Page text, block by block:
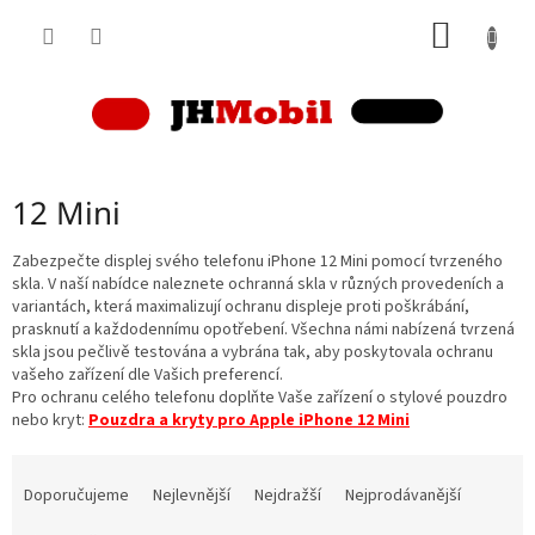
12 Mini
Zabezpečte displej svého telefonu iPhone 12 Mini pomocí tvrzeného
skla. V naší nabídce naleznete ochranná skla v různých provedeních a
variantách, která maximalizují ochranu displeje proti poškrábání,
prasknutí a každodennímu opotřebení. Všechna námi nabízená tvrzená
skla jsou pečlivě testována a vybrána tak, aby poskytovala ochranu
vašeho zařízení dle Vašich preferencí.
Pro ochranu celého telefonu doplňte Vaše zařízení o stylové pouzdro
nebo kryt: Pouzdra a kryty pro Apple iPhone 12 Mini
Doporučujeme Nejlevnější Nejdražší
Nejprodávanější